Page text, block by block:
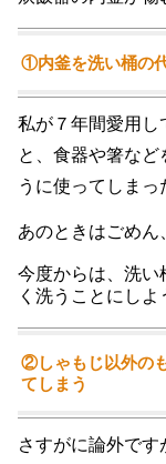
①内釜を洗い桶の
私が７年間愛用し
と、食器や箸な
うに使ってしま
あのときはごめん
今度からは、洗い
く洗うことにしよ
②しゃもじ以外の
てしまう
さすがに論外で